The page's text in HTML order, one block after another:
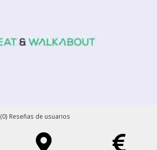
(0) Reseñas de usuarios